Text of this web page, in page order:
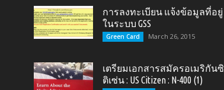
Citizen,
การลงทะเบียน แจ้งข้อมูลที่อยู่
ในระบบ GSS
Green Card March 26, 2015
เตรียมเอกสารสมัครอเมริกันซิ
ติเซ่น : US Citizen : N-400 (1)